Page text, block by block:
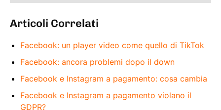
Articoli Correlati
Facebook: un player video come quello di TikTok
Facebook: ancora problemi dopo il down
Facebook e Instagram a pagamento: cosa cambia
Facebook e Instagram a pagamento violano il
GDPR?